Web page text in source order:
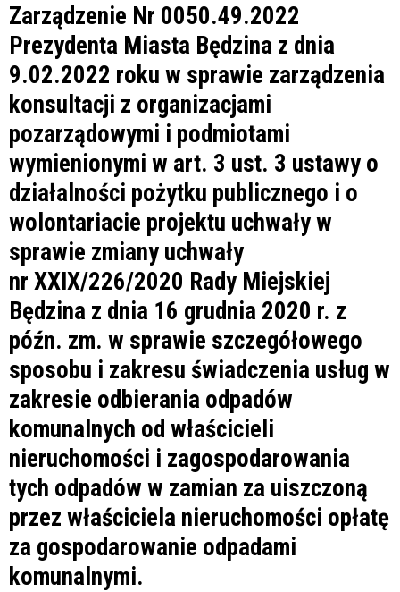
Zarządzenie Nr 0050.49.2022
Prezydenta Miasta Będzina z dnia
9.02.2022 roku w sprawie zarządzenia
konsultacji z organizacjami
pozarządowymi i podmiotami
wymienionymi w art. 3 ust. 3 ustawy o
działalności pożytku publicznego i o
wolontariacie projektu uchwały w
sprawie zmiany uchwały
nr XXIX/226/2020 Rady Miejskiej
Będzina z dnia 16 grudnia 2020 r. z
późn. zm. w sprawie szczegółowego
sposobu i zakresu świadczenia usług w
zakresie odbierania odpadów
komunalnych od właścicieli
nieruchomości i zagospodarowania
tych odpadów w zamian za uiszczoną
przez właściciela nieruchomości opłatę
za gospodarowanie odpadami
komunalnymi.